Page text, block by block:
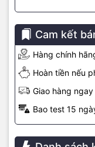
Cam kết
Hàng chính
Hoàn tiền nếu
Giao hàng
Bao test 15